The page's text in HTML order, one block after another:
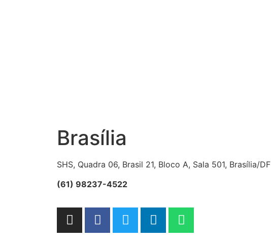
Brasília
SHS, Quadra 06, Brasil 21, Bloco A, Sala 501, Brasília/DF
(61) 98237-4522